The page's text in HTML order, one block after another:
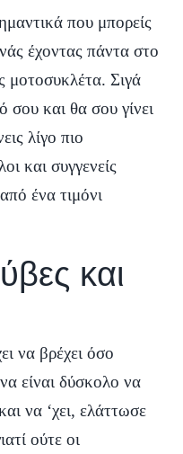
που μπορείς
έχοντας πάντα στο
μοτοσυκλέτα. Σιγά
σου και θα σου γίνει
λίγο πιο
και συγγενείς
ένα τιμόνι
και
να βρέχει όσο
είναι δύσκολο να
να ‘χει, ελάττωσε
ούτε οι